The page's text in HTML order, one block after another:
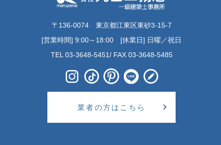
〒136-0074 東京都江東区東砂3-15-7
[営業時間] 9:00～18:00 [休業日] 日曜／祝日
TEL 03-3648-5451/ FAX 03-3648-5485
業者の方はこちら